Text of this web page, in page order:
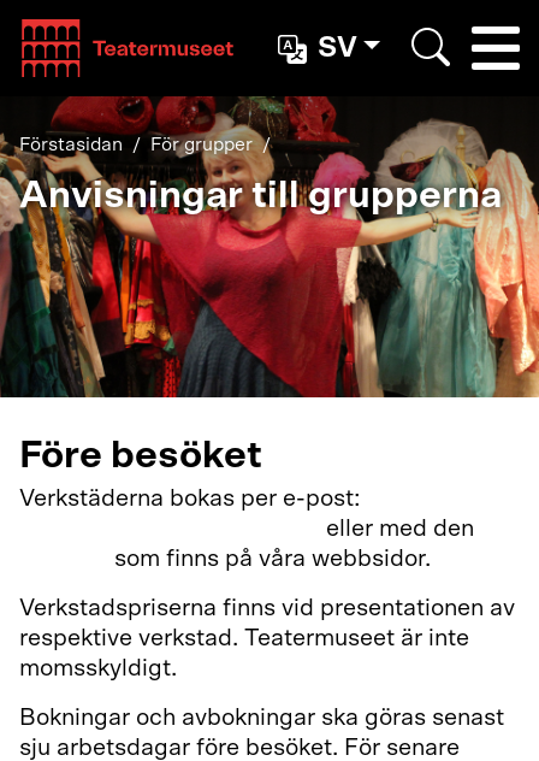
Teatterimuseo
SV
Förstasidan För grupper
Anvisningar till grupperna
Före besöket
Verkstäderna bokas per e-post:
eller med den
som finns på våra webbsidor.
Verkstadspriserna finns vid presentationen av
respektive verkstad. Teatermuseet är inte
momsskyldigt.
Bokningar och avbokningar ska göras senast
sju arbetsdagar före besöket. För senare